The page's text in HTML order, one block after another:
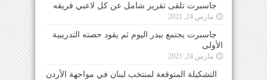
جاسبرت تلقى تقرير شامل عن كل لاعبي فريقه
مارس 24, 2021
جاسبرت يجتمع ببدر اليوم ثم يقود حصته التدريبية
الأولى
مارس 24, 2021
التشكيلة المتوقعة لمنتخب لبنان في مواجهة الأردن